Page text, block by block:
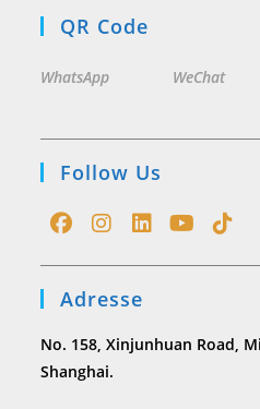
QR Code
WhatsApp WeChat
Follow Us
new
tab
a
new
tab
a
new
new new
Adresse
No. 158, Xinjunhuan Road,
Shanghai.